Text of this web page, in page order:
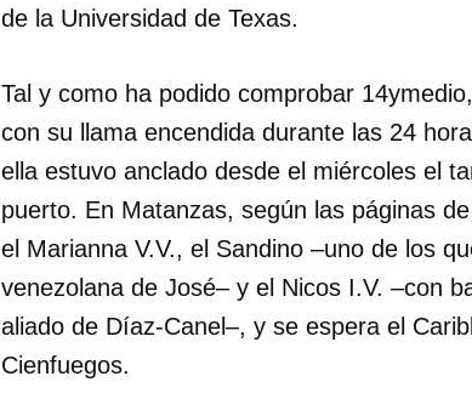
de la Universidad de Texas.
Tal y como ha podido comprobar
con su llama encendida durante las 24
ella estuvo anclado desde el miércoles el
puerto. En Matanzas, según las páginas
el Marianna V.V., el Sandino –uno de los
venezolana de José– y el Nicos I.V. –con
aliado de Díaz-Canel–, y se espera el
Cienfuegos.